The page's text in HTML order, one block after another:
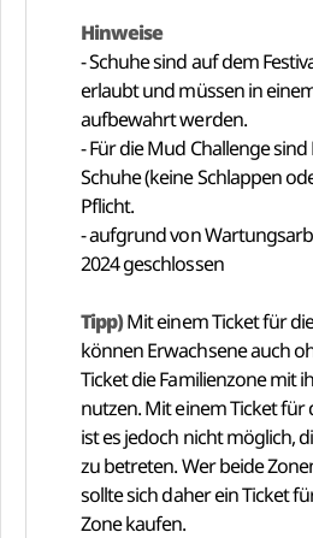
Hinweise
- Schuhe sind auf dem
erlaubt und müssen in
aufbewahrt werden.
- Für die Mud Challenge
Schuhe (keine Schlappen
Pflicht.
- aufgrund von
2024 geschlossen
Tipp)Mit einem Ticket für
können Erwachsene auch
Ticket die Familienzone mit
nutzen. Mit einem Ticket für
ist es jedoch nicht möglich,
zu betreten. Wer beide
sollte sich daher ein Ticket
Zone kaufen.